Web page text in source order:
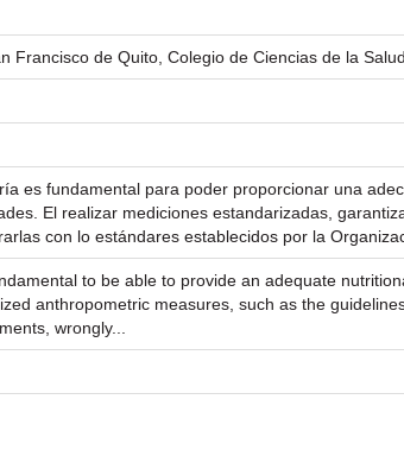
Francisco de Quito, Colegio de Ciencias de la
es fundamental para poder proporcionar una
El realizar mediciones estandarizadas,
con lo estándares establecidos por la
to be able to provide an adequate
anthropometric measures, such as the
wrongly...